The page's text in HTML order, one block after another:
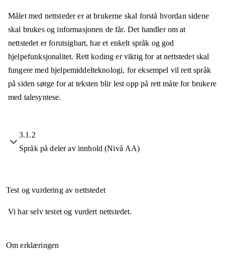
Målet med nettsteder er at brukerne skal forstå hvordan sidene
skal brukes og informasjonen de får. Det handler om at
nettstedet er forutsigbart, har et enkelt språk og god
hjelpefunksjonalitet. Rett koding er viktig for at nettstedet skal
fungere med hjelpemiddelteknologi, for eksempel vil rett språk
på siden sørge for at teksten blir lest opp på rett måte for brukere
med talesyntese.
3.1.2
Språk på deler av innhold (Nivå AA)
Test og vurdering av nettstedet
Vi har selv testet og vurdert nettstedet.
Om erklæringen